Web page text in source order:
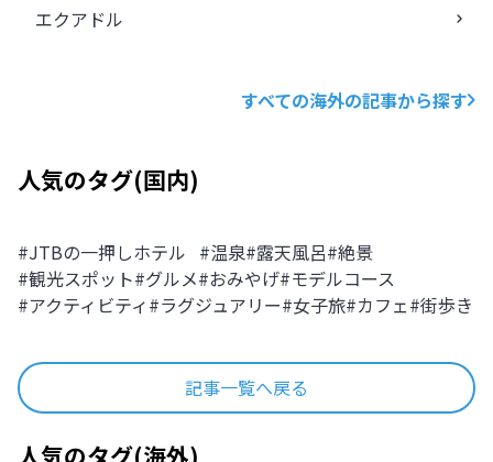
エクアドル
すべての海外の記事から探す
人気のタグ(国内)
#JTBの一押しホテル #温泉#露天風呂#絶景
#観光スポット#グルメ#おみやげ#モデルコース
#アクティビティ#ラグジュアリー#女子旅#カフェ#街歩き
記事一覧へ戻る
人気のタグ(海外)